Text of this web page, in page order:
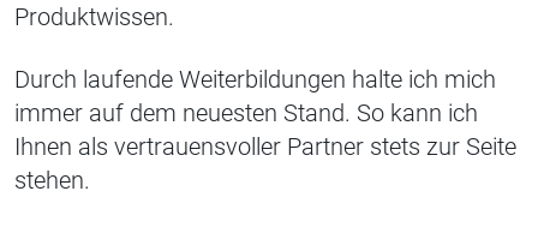
Produktwissen.
Durch laufende Weiterbildungen halte ich mich
immer auf dem neuesten Stand. So kann ich
Ihnen als vertrauensvoller Partner stets zur Seite
stehen.